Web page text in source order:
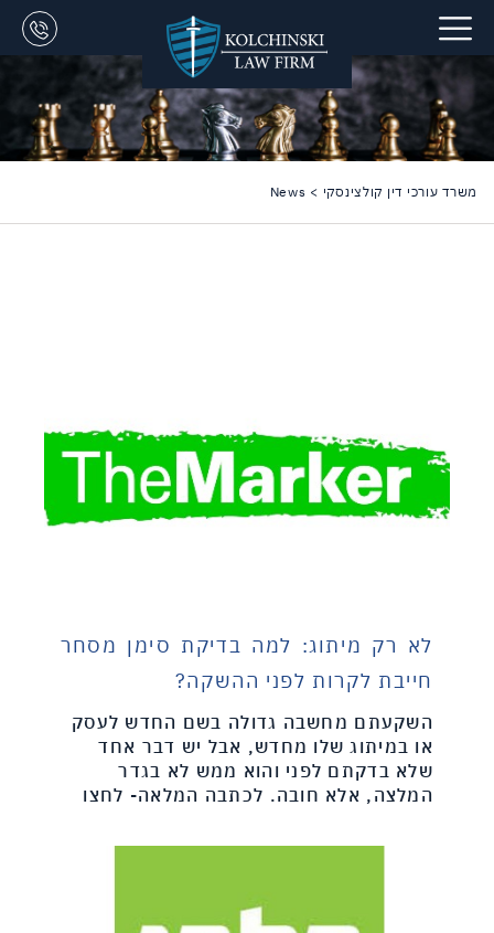
משרד עורכי דין קולצינסקי >
News
לא רק מיתוג: למה בדיקת סימן מסחר
חייבת לקרות לפני ההשקה?
השקעתם מחשבה גדולה בשם החדש לעסק
או במיתוג שלו מחדש, אבל יש דבר אחד
שלא בדקתם לפני והוא ממש לא בגדר
המלצה, אלא חובה. לכתבה המלאה- לחצו